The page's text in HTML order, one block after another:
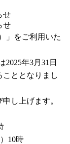
せ
せ
」をご利用いた
2025年3月31日
こととなりまし
し上げます。
10時